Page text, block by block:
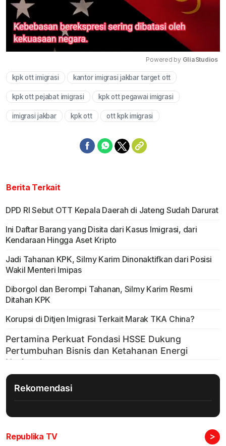
Powered by GliaStudios
kpk ott imigrasi kantor imigrasi jakbar target ott
kpk ott pejabat imigrasi kpk ott pegawai imigrasi
imigrasi jakbar kpk ott ott kpk imigrasi
Berita Terkait
DPD RI Sebut OTT Kepala Daerah di Jateng Sudah Darurat
Ini Daftar Barang yang Disita dari Kasus Imigrasi, dari
Kendaraan Hingga Aset Kripto
Jadi Tahanan KPK, Silmy Karim Dinonaktifkan dari Posisi
Wakil Menteri Imipas
Diborgol dan Berompi Tahanan, Silmy Karim Resmi
Ditahan KPK
Korupsi di Ditjen Imigrasi Terkait Marak TKA China?
Rekomendasi
Republika TV >